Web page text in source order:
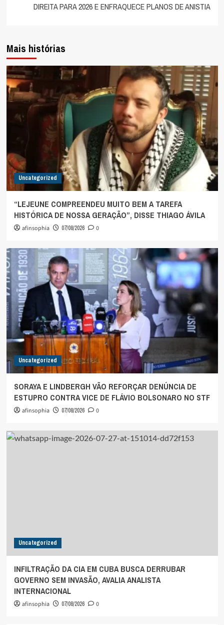
DIREITA PARA 2026 E ENFRAQUECE PLANOS DE ANISTIA
Mais histórias
Uncategorized
“LEJEUNE COMPREENDEU MUITO BEM A TAREFA
HISTÓRICA DE NOSSA GERAÇÃO”, DISSE THIAGO ÁVILA
afinsophia 07/08/2026 0
Uncategorized
SORAYA E LINDBERGH VÃO REFORÇAR DENÚNCIA DE
ESTUPRO CONTRA VICE DE FLÁVIO BOLSONARO NO STF
afinsophia 07/08/2026 0
Uncategorized
INFILTRAÇÃO DA CIA EM CUBA BUSCA DERRUBAR
GOVERNO SEM INVASÃO, AVALIA ANALISTA
INTERNACIONAL
afinsophia 07/08/2026 0